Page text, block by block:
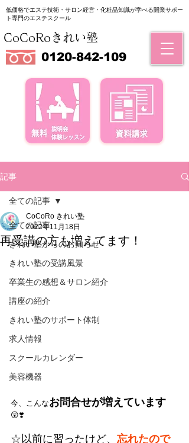
低価格でエステ技術・サロン経営・化粧品知識が学べる​開業サポー
ト専門のエステスクール
0120-842-109
CoCoRoきれい塾
記事
全ての記事
きれい塾からのお知らせ
きれい塾の受講風景
卒業生の感想＆サロン紹介
講座の紹介
きれい塾のサポート体制
求人情報
スクールカレンダー
美容機器
全ての記事
再受講の方も増えてます！
CoCoRo きれい塾
2022年11月18日
今、こんなお問合せが増えています
😲❣️
☆以前に習ったけど、 忘れたので